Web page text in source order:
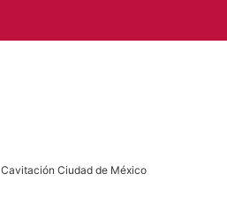
Cavitación Ciudad de México